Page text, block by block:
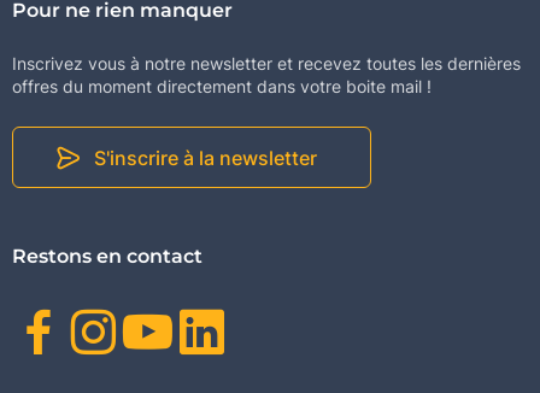
Pour ne rien manquer
Inscrivez vous à notre newsletter et recevez toutes les dernières
offres du moment directement dans votre boite mail !
S'inscrire à la newsletter
Restons en contact
Facebook
Instagram
Youtube